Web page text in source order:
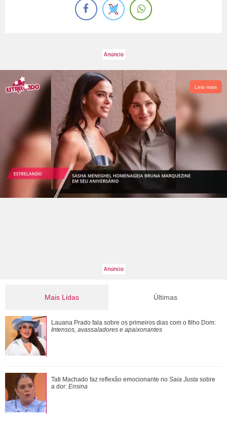
Leia mais
Mais Lidas
Tony Ramos faz homenagem em aniversário de Nathalia
Timberg
Xuxa Meneghel abre álbum de fotos com Shawn Mendes,
Bruna Marquezine e mais famosos após tu...
Últimas
Lauana Prado fala sobre os primeiros dias com o filho Dom:
Intensos, avassaladores e apaixonantes
Tati Machado faz reflexão emocionante no Saia Justa sobre
a dor: Ensina